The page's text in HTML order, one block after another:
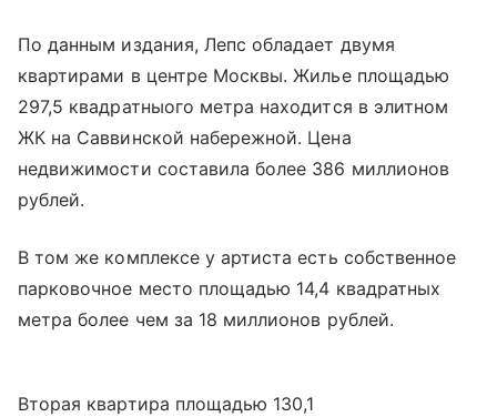
По данным издания, Лепс обладает двумя
квартирами в центре Москвы. Жилье площадью
297,5 квадратныого метра находится в элитном
ЖК на Саввинской набережной. Цена
недвижимости составила более 386 миллионов
рублей.
В том же комплексе у артиста есть собственное
парковочное место площадью 14,4 квадратных
метра более чем за 18 миллионов рублей.
Вторая квартира площадью 130,1